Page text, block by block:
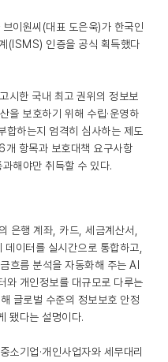
브이원씨(대표 도은욱)가 한국인
(ISMS) 인증을 공식 획득했다
시한 국내 최고 권위의 정보보
을 보호하기 위해 수립·운영하
합하는지 엄격히 심사하는 제도
개 항목과 보호대책 요구사항
해야만 취득할 수 있다.
은행 계좌, 카드, 세금계산서,
데이터를 실시간으로 통합하고,
흐름 분석을 자동화해 주는 AI
와 개인정보를 대규모로 다루는
글로벌 수준의 정보보호 안정
됐다는 설명이다.
소기업·개인사업자와 세무대리